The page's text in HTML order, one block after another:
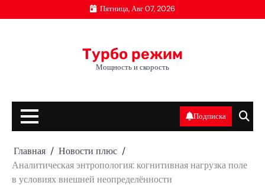
к
Пятница, Авг 07, 2026
Турбо режим
Мощность и скорость
Подписка
Главная
Новости плюс
Аналитическая энтропология: когнитивная нагрузка поле
в условиях внешней неопределённости